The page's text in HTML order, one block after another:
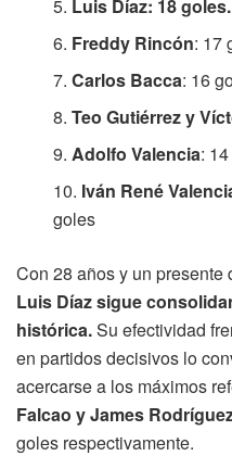
Luis Díaz: 18 goles.
Freddy Rincón: 17
Carlos Bacca: 16
Teo Gutiérrez y
Adolfo Valencia:
Iván René
goles
Con 28 años y un presente
Luis Díaz sigue
histórica.Su efectividad
en partidos decisivos lo
acercarse a los máximos
Falcao y James
goles respectivamente.